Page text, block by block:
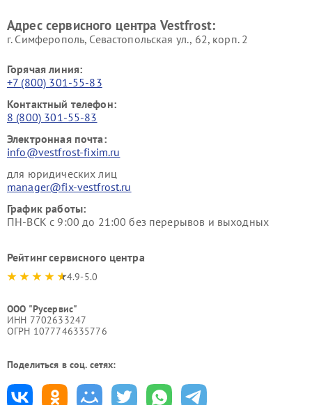
Адрес сервисного центра Vestfrost:
г. Симферополь, Севастопольская ул., 62, корп. 2
Горячая линия:
+7 (800) 301-55-83
Контактный телефон:
8 (800) 301-55-83
Электронная почта:
info@vestfrost-fixim.ru
для юридических лиц
manager@fix-vestfrost.ru
График работы:
ПН-ВСК с 9:00 до 21:00 без перерывов и выходных
Рейтинг сервисного центра
4.9-5.0
ООО "Русервис"
ИНН 7702633247
ОГРН 1077746335776
Поделиться в соц. сетях: